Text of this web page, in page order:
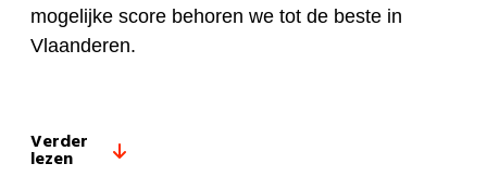
mogelijke score behoren we tot de beste in
Vlaanderen.
Verder
lezen